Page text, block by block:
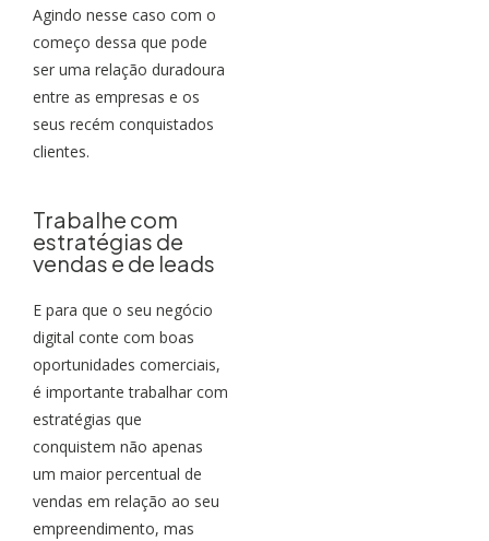
Agindo nesse caso com o
começo dessa que pode
ser uma relação duradoura
entre as empresas e os
seus recém conquistados
clientes.
Trabalhe com
estratégias de
vendas e de leads
E para que o seu negócio
digital conte com boas
oportunidades comerciais,
é importante trabalhar com
estratégias que
conquistem não apenas
um maior percentual de
vendas em relação ao seu
empreendimento, mas